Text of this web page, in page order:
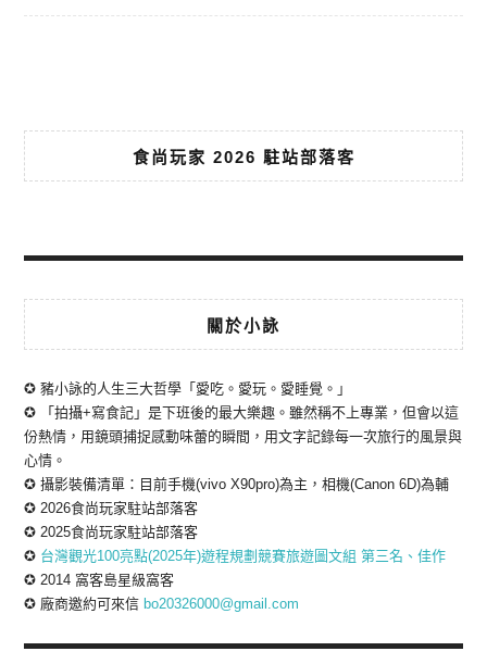
食尚玩家 2026 駐站部落客
關於小詠
✪ 豬小詠的人生三大哲學「愛吃。愛玩。愛睡覺。」
✪ 「拍攝+寫食記」是下班後的最大樂趣。雖然稱不上專業，但會以這
份熱情，用鏡頭捕捉感動味蕾的瞬間，用文字記錄每一次旅行的風景與
心情。
✪ 攝影裝備清單：目前手機(vivo X90pro)為主，相機(Canon 6D)為輔
✪ 2026食尚玩家駐站部落客
✪ 2025食尚玩家駐站部落客
✪ 台灣觀光100亮點(2025年)遊程規劃競賽旅遊圖文組 第三名、佳作
✪ 2014 窩客島星級窩客
✪ 廠商邀約可來信 bo20326000@gmail.com